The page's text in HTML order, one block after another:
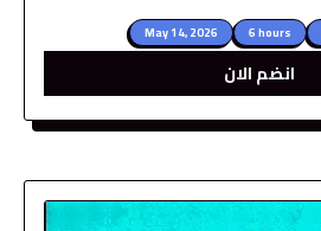
6 hours
May 14, 2026
انضم الان